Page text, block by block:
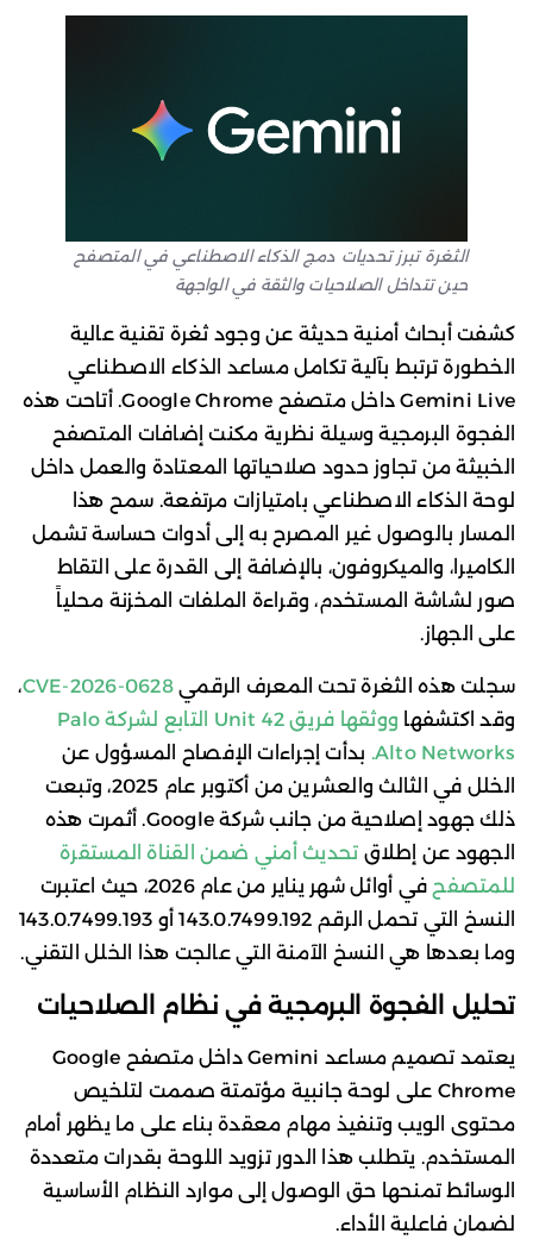
الثغرة تبرز تحديات دمج الذكاء الاصطناعي في المتصفح
حين تتداخل الصلاحيات والثقة في الواجهة
كشفت أبحاث أمنية حديثة عن وجود ثغرة تقنية عالية
الخطورة ترتبط بآلية تكامل مساعد الذكاء الاصطناعي
Gemini Live داخل متصفح Google Chrome. أتاحت هذه
الفجوة البرمجية وسيلة نظرية مكنت إضافات المتصفح
الخبيثة من تجاوز حدود صلاحياتها المعتادة والعمل داخل
لوحة الذكاء الاصطناعي بامتيازات مرتفعة. سمح هذا
المسار بالوصول غير المصرح به إلى أدوات حساسة تشمل
الكاميرا، والميكروفون، بالإضافة إلى القدرة على التقاط
صور لشاشة المستخدم، وقراءة الملفات المخزنة محلياً
على الجهاز.
سجلت هذه الثغرة تحت المعرف الرقميCVE-2026-0628،
وقد اكتشفها
ووثقها فريق Unit 42 التابع لشركة Palo
Alto Networks. بدأت إجراءات الإفصاح المسؤول عن
الخلل في الثالث والعشرين من أكتوبر عام 2025، وتبعت
ذلك جهود إصلاحية من جانب شركة Google. أثمرت هذه
الجهود عن إطلاق تحديث أمني ضمن القناة المستقرة
للمتصفح
في أوائل شهر يناير من عام 2026، حيث اعتبرت
النسخ التي تحمل الرقم 143.0.7499.192 أو 143.0.7499.193
وما بعدها هي النسخ الآمنة التي عالجت هذا الخلل التقني.
تحليل الفجوة البرمجية في نظام الصلاحيات
يعتمد تصميم مساعد Gemini داخل متصفح Google
Chrome على لوحة جانبية مؤتمتة صممت لتلخيص
محتوى الويب وتنفيذ مهام معقدة بناء على ما يظهر أمام
المستخدم. يتطلب هذا الدور تزويد اللوحة بقدرات متعددة
الوسائط تمنحها حق الوصول إلى موارد النظام الأساسية
لضمان فاعلية الأداء.